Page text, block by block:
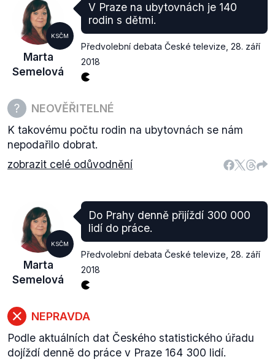
KSČM
Marta
Semelová
V Praze na ubytovnách je 140
rodin s dětmi.
Předvolební debata České televize 28. září
2018
NEOVĚŘITELNÉ
K takovému počtu rodin na ubytovnách se nám
nepodařilo dobrat.
zobrazit celé odůvodnění
KSČM
Marta
Semelová
Do Prahy denně přijíždí 300 000
lidí do práce.
Předvolební debata České televize 28. září
2018
NEPRAVDA
Podle aktuálních dat Českého statistického úřadu
dojíždí denně do práce v Praze 164 300 lidí.